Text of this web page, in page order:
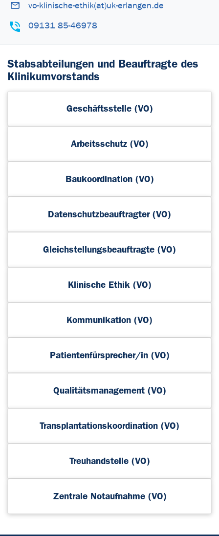
vo-klinische-ethik(at)uk-erlangen.de
09131 85-46978
Stabsabteilungen und Beauftragte des
Klinikumvorstands
Geschäftsstelle (VO)
Arbeitsschutz (VO)
Baukoordination (VO)
Datenschutzbeauftragter (VO)
Gleichstellungsbeauftragte (VO)
Klinische Ethik (VO)
Kommunikation (VO)
Patientenfürsprecher/in (VO)
Qualitätsmanagement (VO)
Transplantationskoordination (VO)
Treuhandstelle (VO)
Zentrale Notaufnahme (VO)